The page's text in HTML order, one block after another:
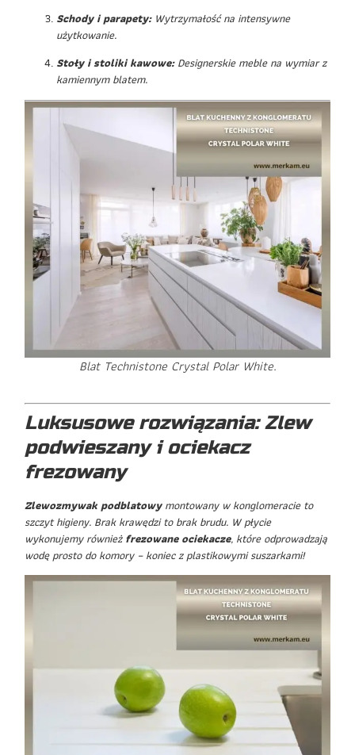
Schody i parapety:Wytrzymałość na intensywne
użytkowanie.
Stoły i stoliki kawowe:Designerskie meble na wymiar z
kamiennym blatem.
Blat Technistone Crystal Polar White.
Luksusowe rozwiązania: Zlew
podwieszany i ociekacz
frezowany
Zlewozmywak podblatowymontowany w konglomeracie to
szczyt higieny. Brak krawędzi to brak brudu. W płycie
wykonujemy równieżfrezowane ociekacze, które odprowadzają
wodę prosto do komory – koniec z plastikowymi suszarkami!